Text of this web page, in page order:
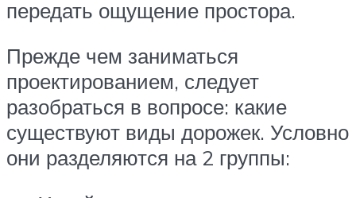
передать ощущение простора.
Прежде чем заниматься
проектированием, следует
разобраться в вопросе: какие
существуют виды дорожек. Условно
они разделяются на 2 группы: